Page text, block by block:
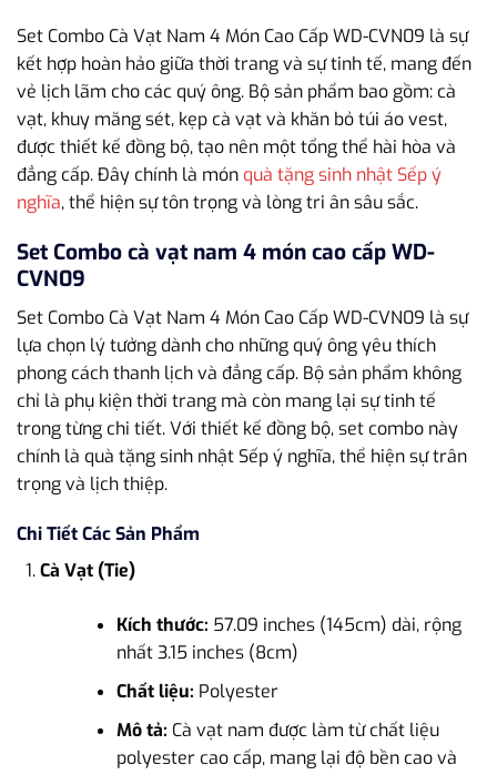
Set Combo Cà Vạt Nam 4 Món Cao Cấp WD-CVN09 là sự
kết hợp hoàn hảo giữa thời trang và sự tinh tế, mang đến
vẻ lịch lãm cho các quý ông. Bộ sản phẩm bao gồm: cà
vạt, khuy măng sét, kẹp cà vạt và khăn bỏ túi áo vest,
được thiết kế đồng bộ, tạo nên một tổng thể hài hòa và
đẳng cấp. Đây chính là món quà tặng sinh nhật Sếp ý
nghĩa, thể hiện sự tôn trọng và lòng tri ân sâu sắc.
Set Combo cà vạt nam 4 món cao cấp WD-
CVN09
Set Combo Cà Vạt Nam 4 Món Cao Cấp WD-CVN09 là sự
lựa chọn lý tưởng dành cho những quý ông yêu thích
phong cách thanh lịch và đẳng cấp. Bộ sản phẩm không
chỉ là phụ kiện thời trang mà còn mang lại sự tinh tế
trong từng chi tiết. Với thiết kế đồng bộ, set combo này
chính là quà tặng sinh nhật Sếp ý nghĩa, thể hiện sự trân
trọng và lịch thiệp.
Chi Tiết Các Sản Phẩm
Cà Vạt (Tie)
Kích thước: 57.09 inches (145cm) dài, rộng
nhất 3.15 inches (8cm)
Chất liệu: Polyester
Mô tả: Cà vạt nam được làm từ chất liệu
polyester cao cấp, mang lại độ bền cao và